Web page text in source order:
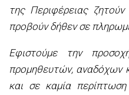
της Περιφέρειας
προβούν δήθεν σε
Εφιστούµε την
προμηθευτών, αναδόχων
και σε καµία